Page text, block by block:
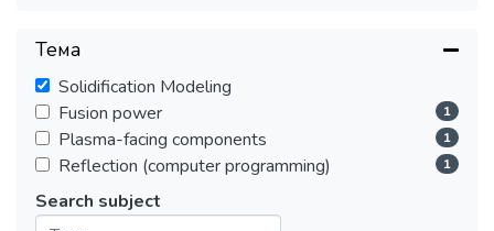
Тема
Solidification Modeling
Fusion power
1
Plasma-facing components 1
Reflection (computer programming) 1
Search subject